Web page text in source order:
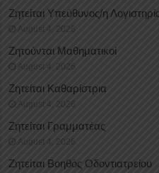
Ζητείται Υπεύθυνος/η
August 4, 2026
Ζητούνται Μαθηματικοί
August 4, 2026
Ζητείται Καθαρίστρια
August 4, 2026
Ζητείται Γραμματέας
August 4, 2026
Ζητείται Βοηθός Οδοντιατρείου